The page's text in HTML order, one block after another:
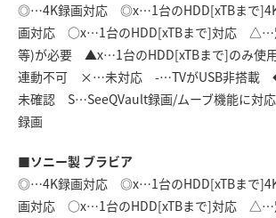
◎…4K録画対応 ◎x…1台のHDD[xTBまで
画対応 ○x…1台のHDD[xTBまで]対応 △…
等)が必要 ▲x…1台のHDD[xTBまで]のみ
連動不可 ×…未対応 -…TVがUSB非搭
未確認 S…SeeQVault録画/ムーブ機能に対
録画
■ソニー製 ブラビア
◎…4K録画対応 ◎x…1台のHDD[xTBまで
画対応 ○x…1台のHDD[xTBまで]対応 △…